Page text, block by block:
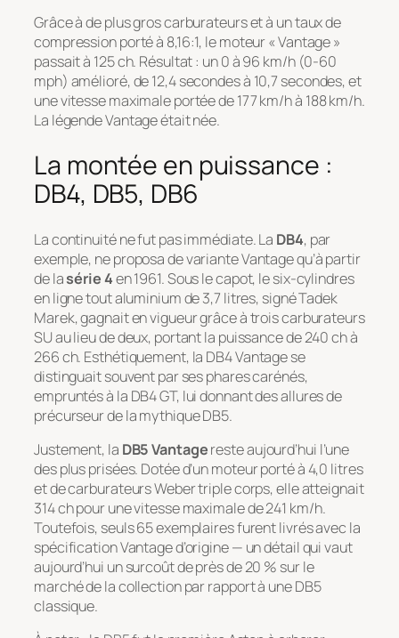
Grâce à de plus gros carburateurs et à un taux de
compression porté à 8,16:1, le moteur « Vantage »
passait à 125 ch. Résultat : un 0 à 96 km/h (0-60
mph) amélioré, de 12,4 secondes à 10,7 secondes, et
une vitesse maximale portée de 177 km/h à 188 km/h.
La légende Vantage était née.
La montée en puissance :
DB4, DB5, DB6
La continuité ne fut pas immédiate. La DB4, par
exemple, ne proposa de variante Vantage qu’à partir
de lasérie 4en 1961. Sous le capot, le six-cylindres
en ligne tout aluminium de 3,7 litres, signé Tadek
Marek, gagnait en vigueur grâce à trois carburateurs
SU au lieu de deux, portant la puissance de 240 ch à
266 ch. Esthétiquement, la DB4 Vantage se
distinguait souvent par ses phares carénés,
empruntés à la DB4 GT, lui donnant des allures de
précurseur de la mythique DB5.
Justement, la DB5 Vantagereste aujourd’hui l’une
des plus prisées. Dotée d’un moteur porté à 4,0 litres
et de carburateurs Weber triple corps, elle atteignait
314 ch pour une vitesse maximale de 241 km/h.
Toutefois, seuls 65 exemplaires furent livrés avec la
spécification Vantage d’origine — un détail qui vaut
aujourd’hui un surcoût de près de 20 % sur le
marché de la collection par rapport à une DB5
classique.